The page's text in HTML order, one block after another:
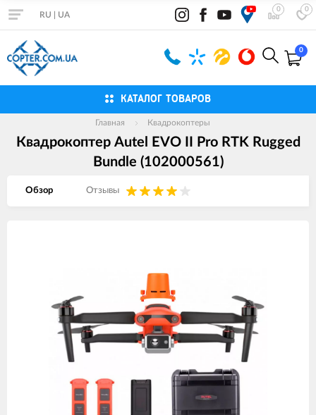
0 0
RU UA
0
КАТАЛОГ ТОВАРОВ
Главная Квадрокоптеры
Квадрокоптер Autel EVO II Pro RTK Rugged
Bundle (102000561)
Обзор Отзывы